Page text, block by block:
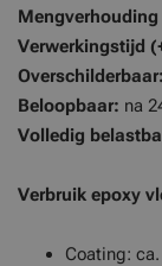
Verwerkingstijd
Overschilderbaar:
Beloopbaar: na
Volledig
Verbruik epoxy
Coating: ca.